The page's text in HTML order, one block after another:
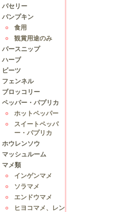
パセリー
パンプキン
食用
観賞用途のみ
パースニップ
ハーブ
ビーツ
フェンネル
ブロッコリー
ペッパー・パプリカ
ホットペッパー
スイートペッパ
ー・パプリカ
ホウレンソウ
マッシュルーム
マメ類
インゲンマメ
ソラマメ
エンドウマメ
ヒヨコマメ、レン